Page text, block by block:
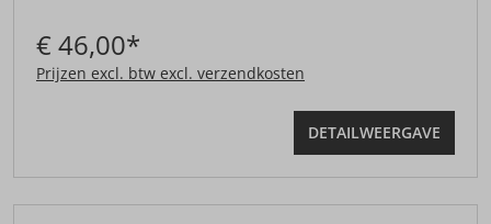
€ 46,00*
Prijzen excl. btw excl. verzendkosten
DETAILWEERGAVE